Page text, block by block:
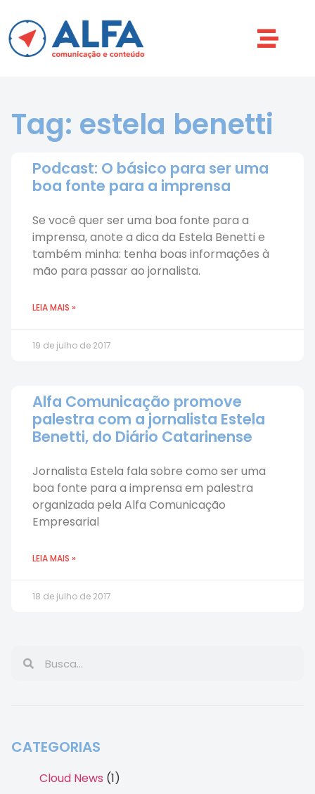
Tag: estela benetti
Podcast: O básico para ser uma
boa fonte para a imprensa
Se você quer ser uma boa fonte para a
imprensa, anote a dica da Estela Benetti e
também minha: tenha boas informações à
mão para passar ao jornalista.
LEIA MAIS »
19 de julho de 2017
Alfa Comunicação promove
palestra com a jornalista Estela
Benetti, do Diário Catarinense
Jornalista Estela fala sobre como ser uma
boa fonte para a imprensa em palestra
organizada pela Alfa Comunicação
Empresarial
LEIA MAIS »
18 de julho de 2017
CATEGORIAS
Cloud News (1)